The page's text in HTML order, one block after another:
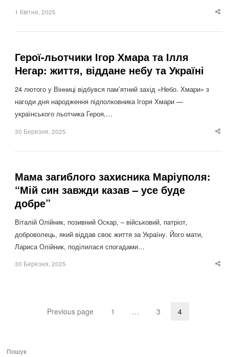
1 Квітня, 2025
Герої-льотчики Ігор Хмара та Ілля
Негар: життя, віддане небу та Україні
24 лютого у Вінниці відбувся пам’ятний захід «Небо. Хмари» з
нагоди дня народження підполковника Ігоря Хмари —
українського льотчика Героя,…
30 Березня, 2025
Мама загиблого захисника Маріуполя:
“Мій син завжди казав – усе буде
добре”
Віталій Олійник, позивний Оскар, – військовий, патріот,
доброволець, який віддав своє життя за Україну. Його мати,
Лариса Олійник, поділилася спогадами…
30 Березня, 2025
Previous page Page
1 … Page
3 4
Пошук